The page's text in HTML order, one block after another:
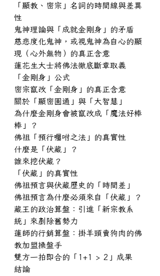
「顯教、密宗」名詞的時間線與差異
性
鬼神理論與「成就金剛身」的矛盾
慈悲度化鬼神，或視鬼神為自心的顯
現（心外無物）的真正含意
蓮花生大士將佛法徹底斷章取義
「金剛身」公式
密宗竄改「金剛身」的真正含意
關於「顯密圓通」與「大智慧」
為什麼金剛身會被竄改成「魔法好棒
棒」？
佛祖「預行囑咐之法」的真實性
什麼是「伏藏」？
誰來挖伏藏？
「伏藏」的真實性
佛祖預言與伏藏歷史的「時間差」
佛祖預言為什麼必須來自「伏藏」？
藏王的政治算盤：引進「新宗教系
統」來剷除舊勢力
蓮師的行銷算盤：掛羊頭賣狗肉的佛
教加盟操盤手
雙方一拍即合的「1+1 > 2」成果
結論